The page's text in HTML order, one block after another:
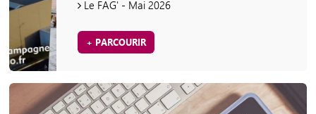
Le FAG' - Mai 2026
+ PARCOURIR